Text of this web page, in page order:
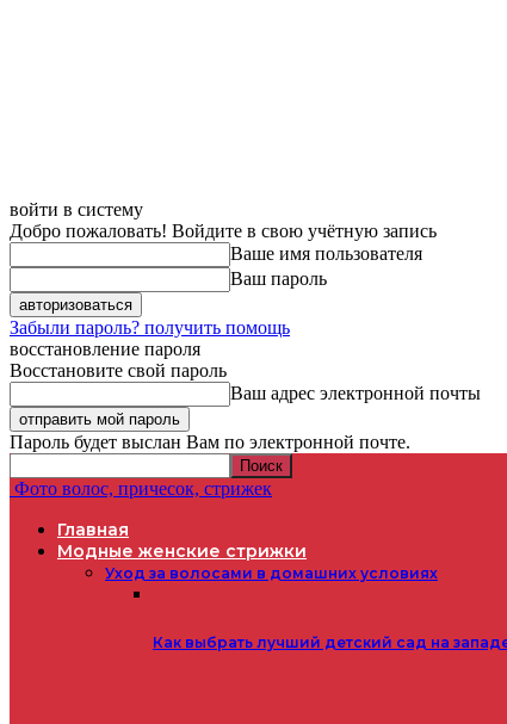
войти в систему
Добро пожаловать! Войдите в свою учётную запись
Ваше имя пользователя
Ваш пароль
Забыли пароль? получить помощь
восстановление пароля
Восстановите свой пароль
Ваш адрес электронной почты
Пароль будет выслан Вам по электронной почте.
Фото волос, причесок, стрижек
Главная
Модные женские стрижки
Уход за волосами в домашних условиях
Как выбрать лучший детский сад на